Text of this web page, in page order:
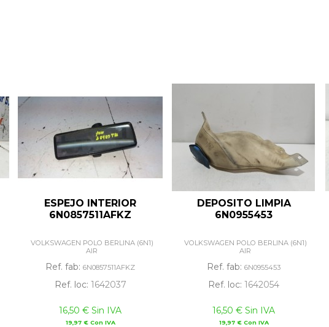
ESPEJO INTERIOR
6N0857511AFKZ
VOLKSWAGEN POLO BERLINA (6N1)
AIR
Ref. fab: 6N0857511AFKZ
Ref. loc: 1642037
16,50 € Sin IVA
19,97 € Con IVA
DEPOSITO LIMPIA
6N0955453
VOLKSWAGEN POLO BERLINA (6N1)
AIR
Ref. fab: 6N0955453
Ref. loc: 1642054
16,50 € Sin IVA
19,97 € Con IVA